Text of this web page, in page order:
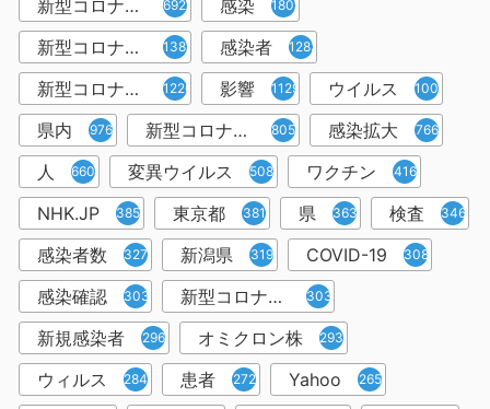
新型コロナウイルス 6921 感染 1809
新型コロナウィルス 1382 感染者 1283
新型コロナウイルス感染症 1226 影響 1129 ウイルス 1001
県内 976 新型コロナウイルス感染 805 感染拡大 766
人 660 変異ウイルス 508 ワクチン 416
NHK.JP 385 東京都 381 県 363 検査 346
感染者数 327 新潟県 319 COVID-19 308
感染確認 303 新型コロナウィルス感染症 303
新規感染者 296 オミクロン株 293
ウィルス 284 患者 272 Yahoo 265